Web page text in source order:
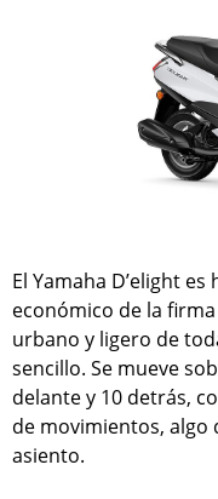
El Yamaha D’elight
económico de la
urbano y ligero de
sencillo. Se mueve
delante y 10 detrás,
de movimientos, algo
asiento.